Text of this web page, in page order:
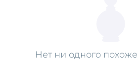
Нет ни одного